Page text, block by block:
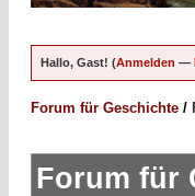
Hallo, Gast! (Anmelden —
Forum für Geschichte /
Forum für